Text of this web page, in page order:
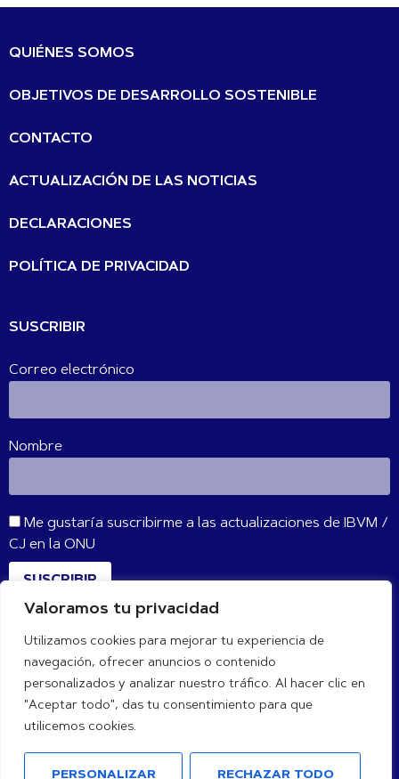
Valoramos tu privacidad
Utilizamos cookies para mejorar tu experiencia de
navegación, ofrecer anuncios o contenido
personalizados y analizar nuestro tráfico. Al hacer clic en
"Aceptar todo", das tu consentimiento para que
utilicemos cookies.
PERSONALIZAR RECHAZAR TODO
QUIÉNES SOMOS
OBJETIVOS DE DESARROLLO SOSTENIBLE
CONTACTO
ACTUALIZACIÓN DE LAS NOTICIAS
DECLARACIONES
POLÍTICA DE PRIVACIDAD
SUSCRIBIR
Correo electrónico
Nombre
Me gustaría suscribirme a las actualizaciones de IBVM /
CJ en la ONU
SUSCRIBIR
CONÉCTATE CON NOSOTROS